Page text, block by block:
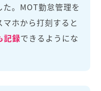
た。MOT勤怠管理を
ホから打刻すると
記録できるようにな